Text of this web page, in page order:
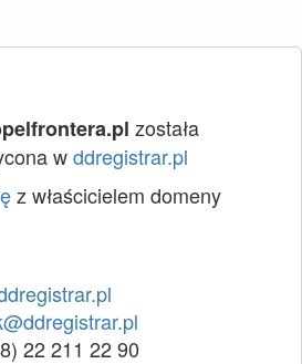
została
wddregistrar.pl
z właścicielem domeny
22 211 22 90